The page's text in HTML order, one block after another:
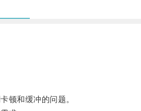
顿和缓冲的问题。